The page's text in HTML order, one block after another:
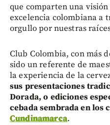
que comparten una
excelencia colombiana a
orgullo por nuestras
Club Colombia, con más
sido un referente de
la experiencia de la
sus presentaciones
Dorada, o ediciones
cebada sembrada en los
Cundinamarca.